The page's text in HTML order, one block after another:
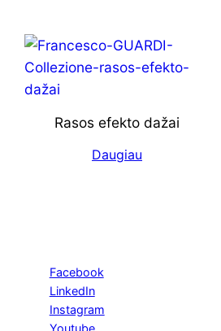
Rasos efekto dažai
Daugiau
Facebook
LinkedIn
Instagram